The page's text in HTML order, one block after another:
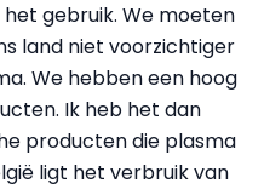
gebruik. We moeten
land niet voorzichtiger
We hebben een hoog
Ik heb het dan
producten die plasma
ligt het verbruik van